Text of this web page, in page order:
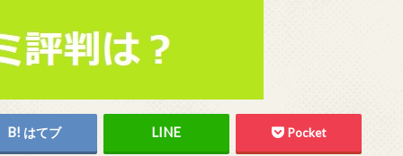
はてブ Pocket